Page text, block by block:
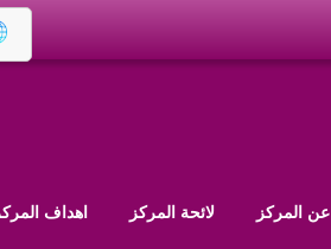
عن المركز لائحة المركز اهداف